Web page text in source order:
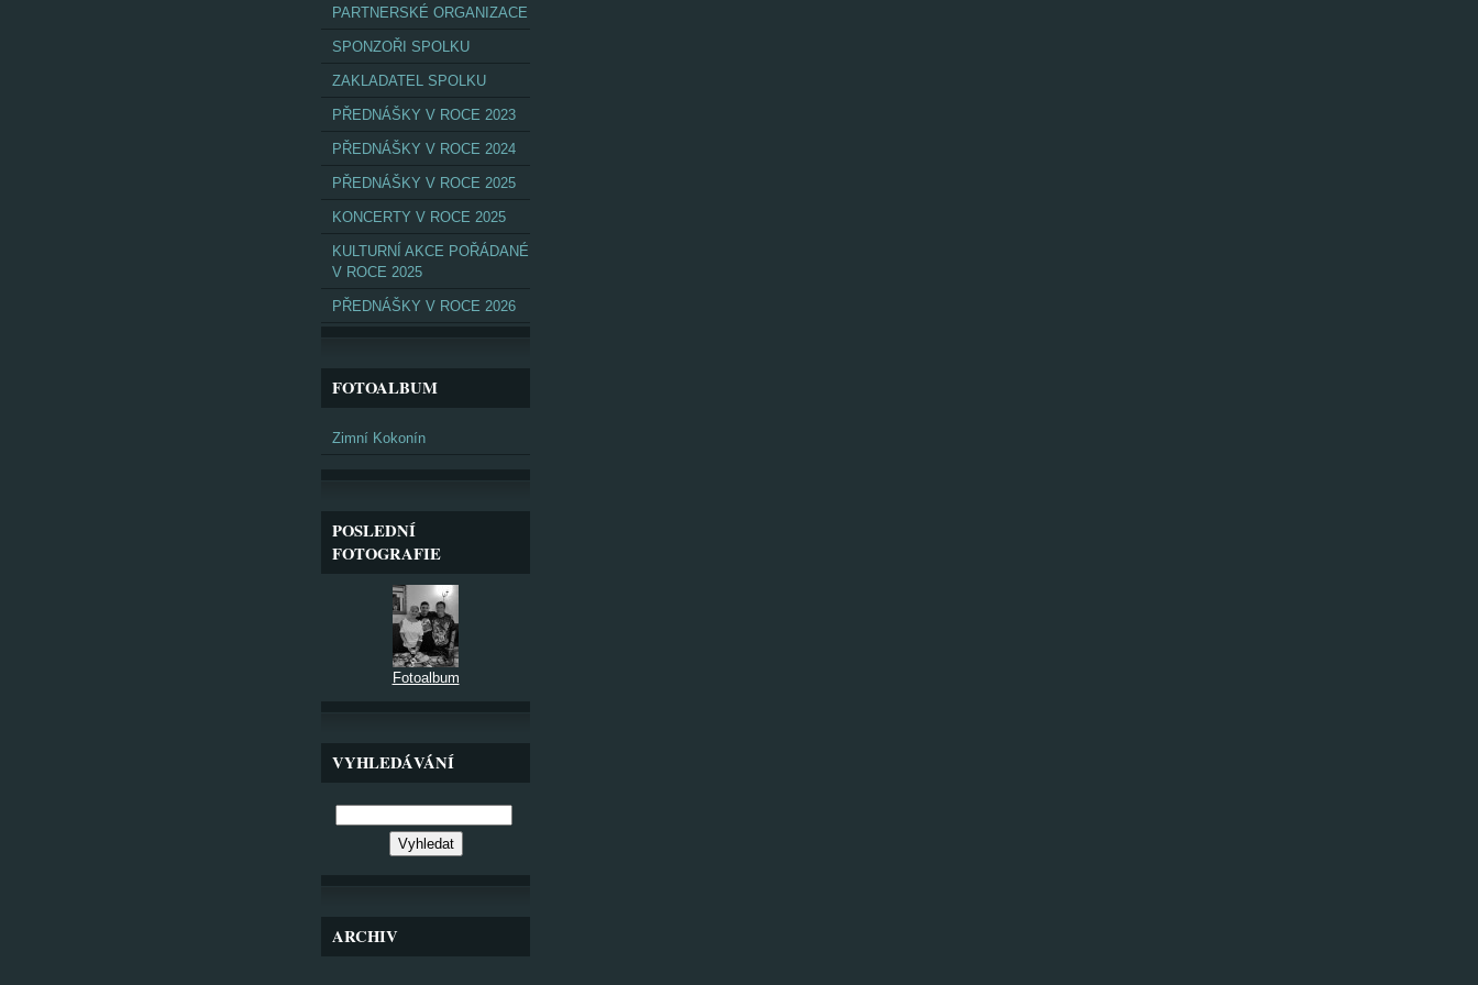
PARTNERSKÉ ORGANIZACE
SPONZOŘI SPOLKU
ZAKLADATEL SPOLKU
PŘEDNÁŠKY V ROCE 2023
PŘEDNÁŠKY V ROCE 2024
PŘEDNÁŠKY V ROCE 2025
KONCERTY V ROCE 2025
KULTURNÍ AKCE POŘÁDANÉ
V ROCE 2025
PŘEDNÁŠKY V ROCE 2026
FOTOALBUM
Zimní Kokonín
POSLEDNÍ
FOTOGRAFIE
Fotoalbum
VYHLEDÁVÁNÍ
ARCHIV